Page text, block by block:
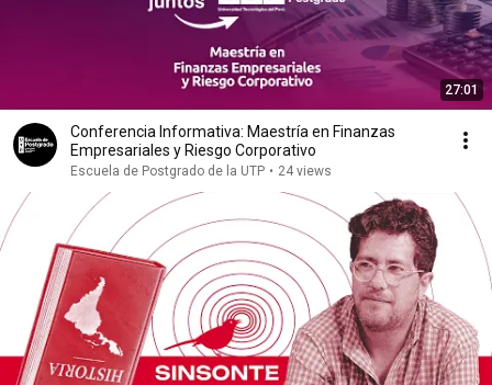
27:01
Conferencia Informativa: Maestría en Finanzas
Empresariales y Riesgo Corporativo
Escuela de Postgrado de la UTP • 24 views